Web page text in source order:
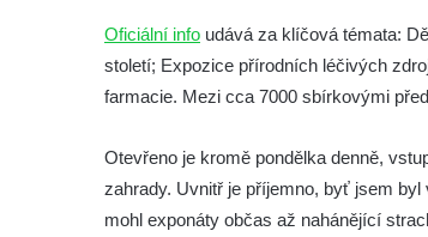
Památník Karla Hynka Máchy v Doksech
Albrechtice s.r.o.
Oblastní muzeum v Mostě
Městské muzeum Františkovy Lázně
Oficiální info udává za klíčová témata:
století; Expozice přírodních léčivých
farmacie. Mezi cca 7000 sbírkovými
Otevřeno je kromě pondělka denně,
zahrady. Uvnitř je příjemno, byť jsem
mohl exponáty občas až nahánějící